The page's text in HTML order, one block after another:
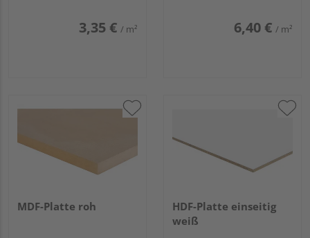
3,35 € / m² 6,40 € / m²
MDF-Platte roh
HDF-Platte einseitig
weiß